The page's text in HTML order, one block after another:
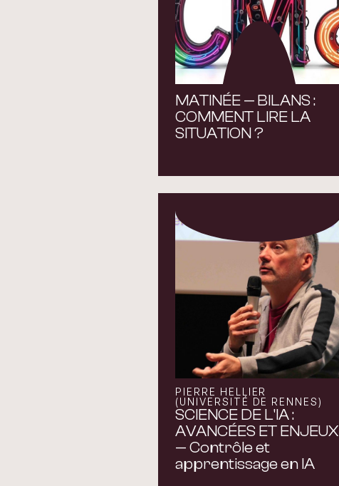
MATINÉE — BILANS :
COMMENT LIRE LA
SITUATION ?
PIERRE HELLIER
(UNIVERSITÉ DE RENNES)
SCIENCE DE L'IA :
AVANCÉES ET ENJEUX
— Contrôle et
apprentissage en IA